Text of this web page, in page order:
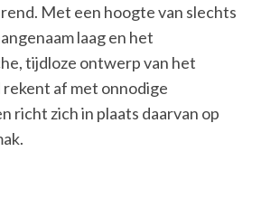
Met een hoogte van slechts
laag en het
tijdloze ontwerp van het
af met onnodige
richt zich in plaats daarvan op